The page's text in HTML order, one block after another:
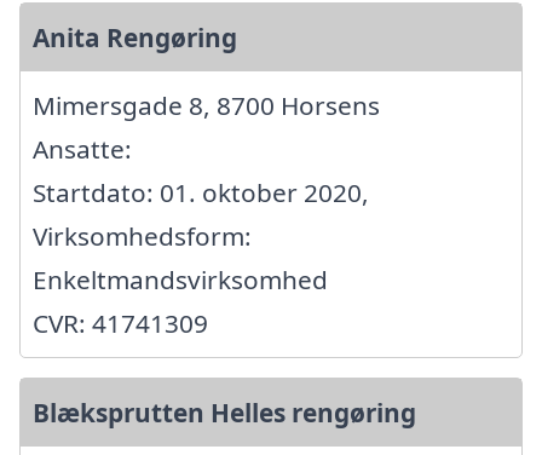
Anita Rengøring
Mimersgade 8, 8700 Horsens
Ansatte:
Startdato: 01. oktober 2020,
Virksomhedsform:
Enkeltmandsvirksomhed
CVR: 41741309
Blæksprutten Helles rengøring